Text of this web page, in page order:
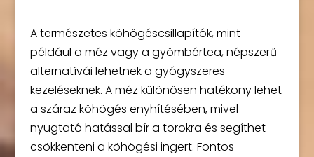
A természetes köhögéscsillapítók, mint
például a méz vagy a gyömbértea, népszerű
alternatívái lehetnek a gyógyszeres
kezeléseknek. A méz különösen hatékony lehet
a száraz köhögés enyhítésében, mivel
nyugtató hatással bír a torokra és segíthet
csökkenteni a köhögési ingert. Fontos